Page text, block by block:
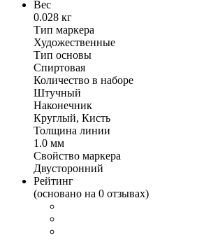
Вес
0.028 кг
Тип маркера
Художественные
Тип основы
Спиртовая
Количество в наборе
Штучный
Наконечник
Круглый, Кисть
Толщина линии
1.0 мм
Свойство маркера
Двусторонний
Рейтинг
(основано на 0 отзывах)